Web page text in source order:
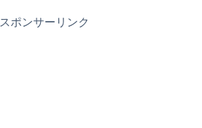
スポンサーリンク